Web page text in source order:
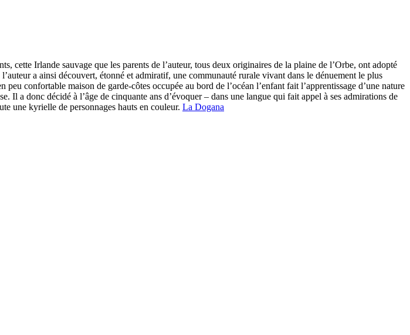
cette Irlande sauvage que les parents de l’auteur, tous deux originaires de la plaine de l’Orbe, ont adopté
a ainsi découvert, étonné et admiratif, une communauté rurale vivant dans le dénuement le plus
confortable maison de garde-côtes occupée au bord de l’océan l’enfant fait l’apprentissage d’une nature
Il a donc décidé à l’âge de cinquante ans d’évoquer – dans une langue qui fait appel à ses admirations de
une kyrielle de personnages hauts en couleur. La Dogana